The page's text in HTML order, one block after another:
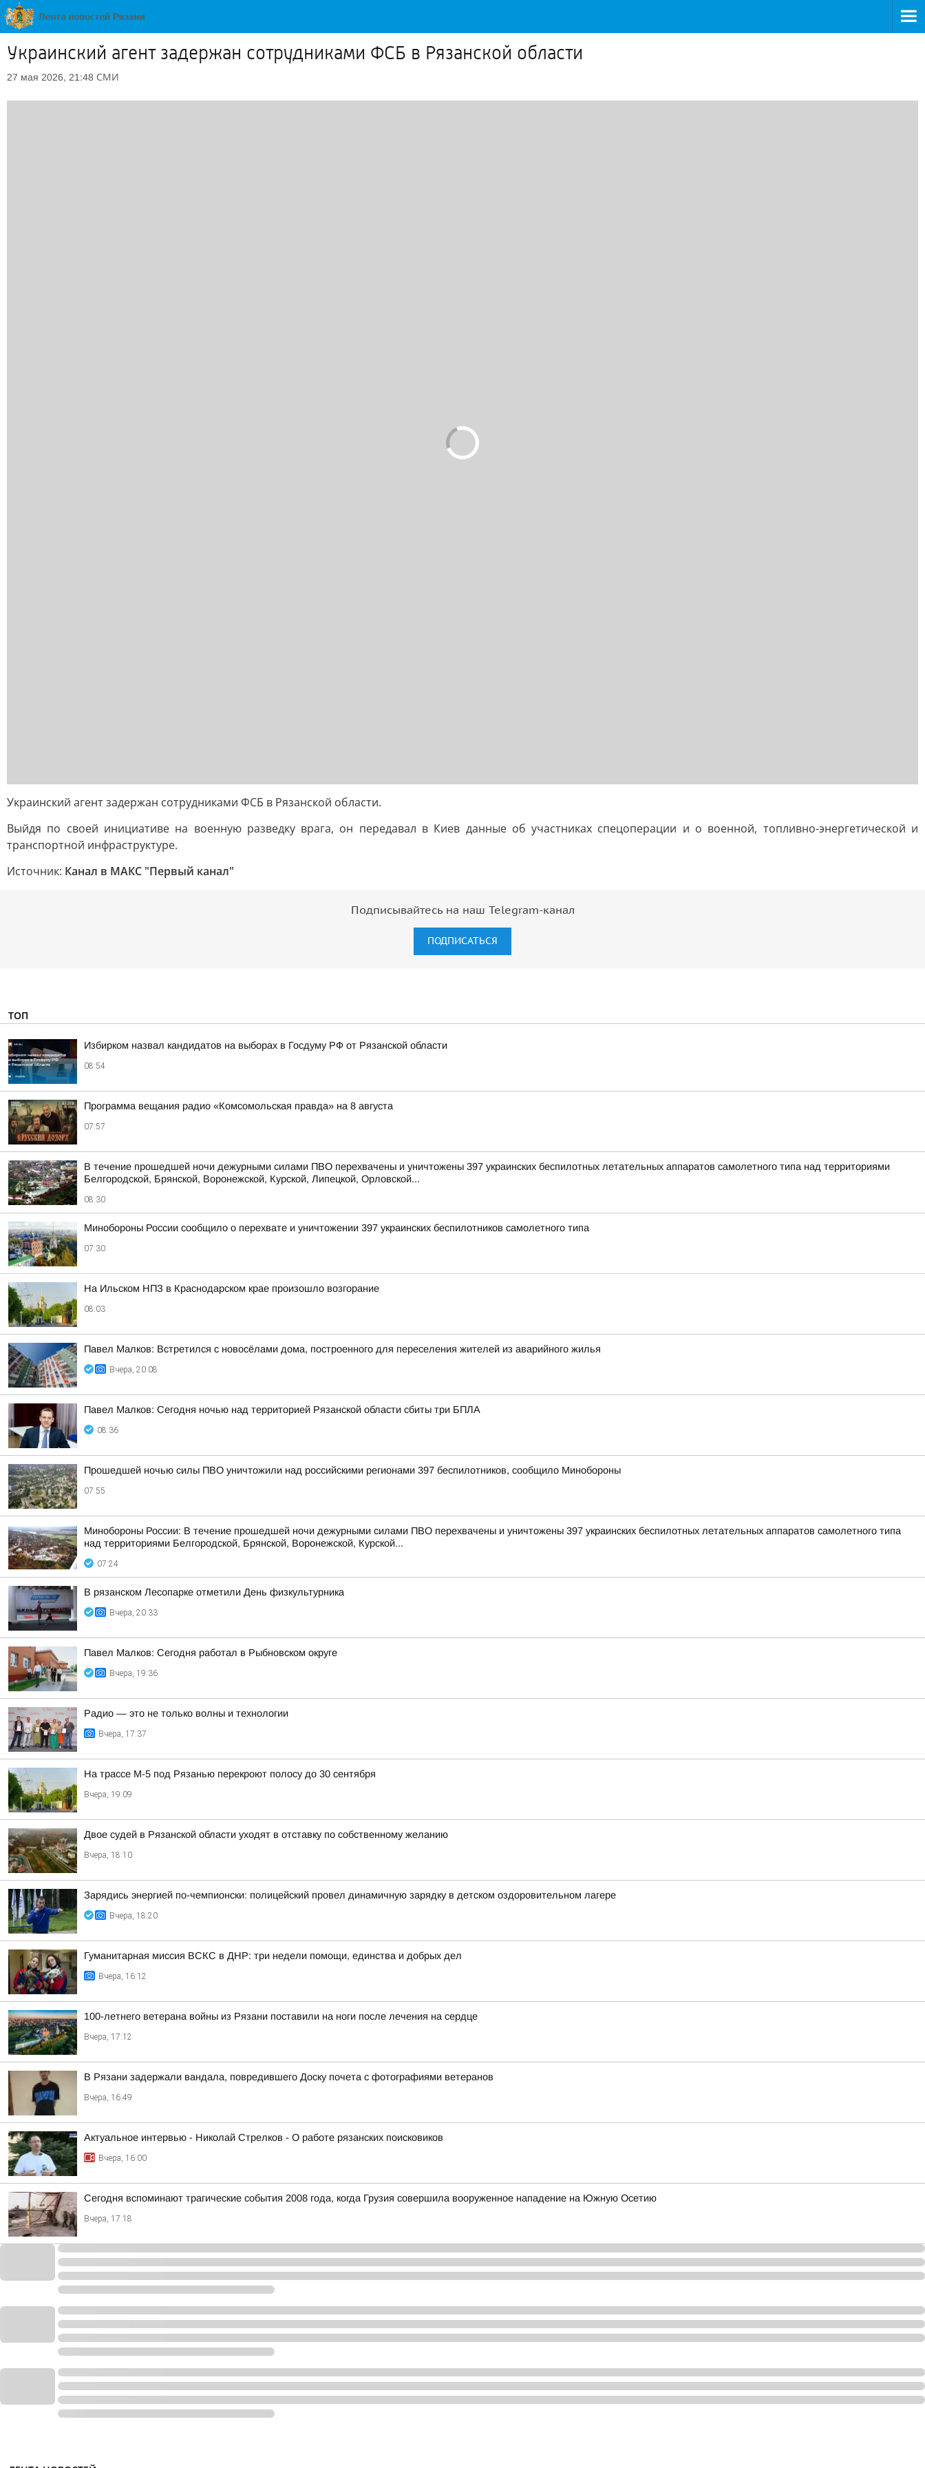
Украинский агент задержан сотрудниками ФСБ в Рязанской области
27 мая 2026, 21:48 СМИ
Украинский агент задержан сотрудниками ФСБ в Рязанской области.
Выйдя по своей инициативе на военную разведку врага, он передавал в Киев данные об участниках спецоперации и о военной, топливно-энергетической и
транспортной инфраструктуре.
Источник: Канал в МАКС "Первый канал"
Подписывайтесь на наш Telegram-канал
ПОДПИСАТЬСЯ
ТОП
Избирком назвал кандидатов на выборах в Госдуму РФ от Рязанской области
08:54
Программа вещания радио «Комсомольская правда» на 8 августа
07:57
В течение прошедшей ночи дежурными силами ПВО перехвачены и уничтожены 397 украинских беспилотных летательных аппаратов самолетного типа над территориями
Белгородской, Брянской, Воронежской, Курской, Липецкой, Орловской...
08:30
Минобороны России сообщило о перехвате и уничтожении 397 украинских беспилотников самолетного типа
07:30
На Ильском НПЗ в Краснодарском крае произошло возгорание
08:03
Павел Малков: Встретился с новосёлами дома, построенного для переселения жителей из аварийного жилья
Вчера, 20:08
Павел Малков: Сегодня ночью над территорией Рязанской области сбиты три БПЛА
08:36
Прошедшей ночью силы ПВО уничтожили над российскими регионами 397 беспилотников, сообщило Минобороны
07:55
Минобороны России: В течение прошедшей ночи дежурными силами ПВО перехвачены и уничтожены 397 украинских беспилотных летательных аппаратов самолетного типа
над территориями Белгородской, Брянской, Воронежской, Курской...
07:24
В рязанском Лесопарке отметили День физкультурника
Вчера, 20:33
Павел Малков: Сегодня работал в Рыбновском округе
Вчера, 19:36
Радио — это не только волны и технологии
Вчера, 17:37
На трассе М-5 под Рязанью перекроют полосу до 30 сентября
Вчера, 19:09
Двое судей в Рязанской области уходят в отставку по собственному желанию
Вчера, 18:10
Зарядись энергией по-чемпионски: полицейский провел динамичную зарядку в детском оздоровительном лагере
Вчера, 18:20
Гуманитарная миссия ВСКС в ДНР: три недели помощи, единства и добрых дел
Вчера, 16:12
100-летнего ветерана войны из Рязани поставили на ноги после лечения на сердце
Вчера, 17:12
В Рязани задержали вандала, повредившего Доску почета с фотографиями ветеранов
Вчера, 16:49
Актуальное интервью - Николай Стрелков - О работе рязанских поисковиков
Вчера, 16:00
Сегодня вспоминают трагические события 2008 года, когда Грузия совершила вооруженное нападение на Южную Осетию
Вчера, 17:18